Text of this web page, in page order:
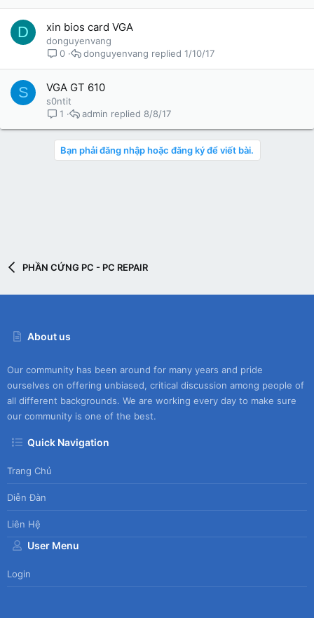
D xin bios card VGA
donguyenvang
0
1/10/17
donguyenvang
S VGA GT 610
s0ntit
1
8/8/17
admin
Bạn phải đăng nhập hoặc đăng ký để viết bài.
PHẦN CỨNG PC - PC REPAIR
About us
Our community has been around for many years and pride
ourselves on offering unbiased, critical discussion among people of
all different backgrounds. We are working every day to make sure
our community is one of the best.
Quick Navigation
Trang Chủ
Diễn Đàn
Liên Hệ
User Menu
Login